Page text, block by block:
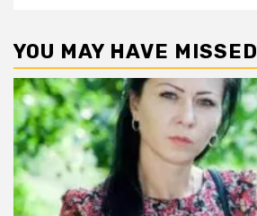
YOU MAY HAVE MISSED